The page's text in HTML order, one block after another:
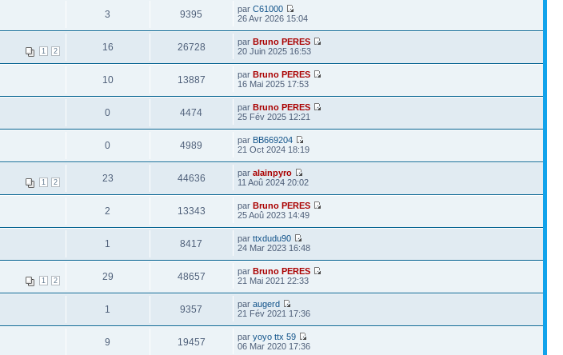
3 9395 parC61000
26 Avr 2026 15:04
1 2 16 26728 parBruno PERES
20 Juin 2025 16:53
10 13887 parBruno PERES
16 Mai 2025 17:53
0 4474 parBruno PERES
25 Fév 2025 12:21
0 4989 par BB669204
21 Oct 2024 18:19
1 2 23 44636 paralainpyro
11 Aoû 2024 20:02
2 13343 parBruno PERES
25 Aoû 2023 14:49
1 8417 parttxdudu90
24 Mar 2023 16:48
1 2 29 48657 parBruno PERES
21 Mai 2021 22:33
1 9357 paraugerd
21 Fév 2021 17:36
9 19457 paryoyo ttx 59
06 Mar 2020 17:36